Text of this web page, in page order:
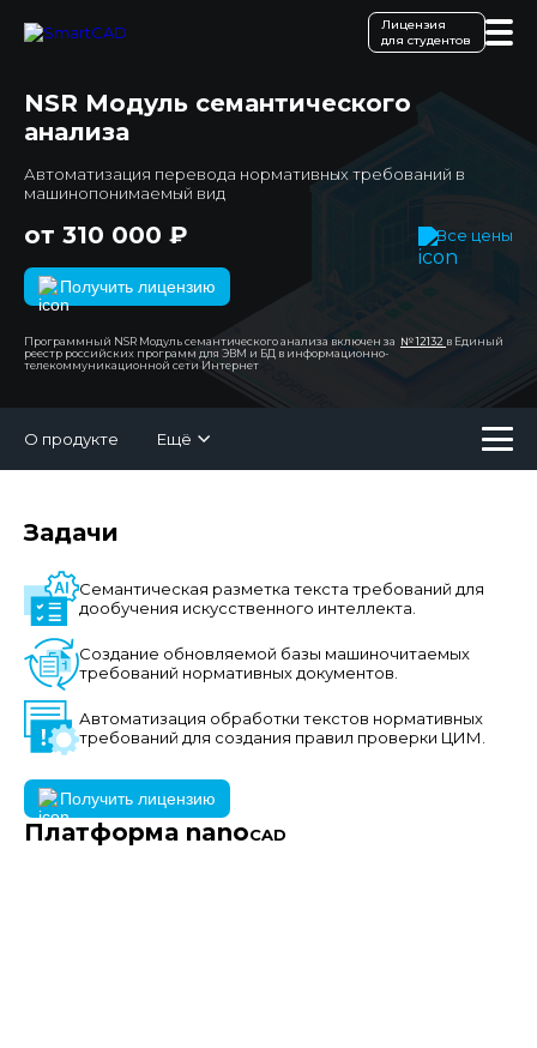
Лицензия
для студентов
NSR Модуль семантического
анализа
Автоматизация перевода нормативных требований в
машинопонимаемый вид
от 310 000 ₽ Все цены
Получить лицензию
Программный NSR Модуль семантического анализа включен за № 12132 в Единый
реестр российских программ для ЭВМ и БД в информационно-
телекоммуникационной сети Интернет
О продукте Ещё
Задачи
Семантическая разметка текста требований для
дообучения искусственного интеллекта.
Создание обновляемой базы машиночитаемых
требований нормативных документов.
Автоматизация обработки текстов нормативных
требований для создания правил проверки ЦИМ.
Получить лицензию
Платформа nanoCAD